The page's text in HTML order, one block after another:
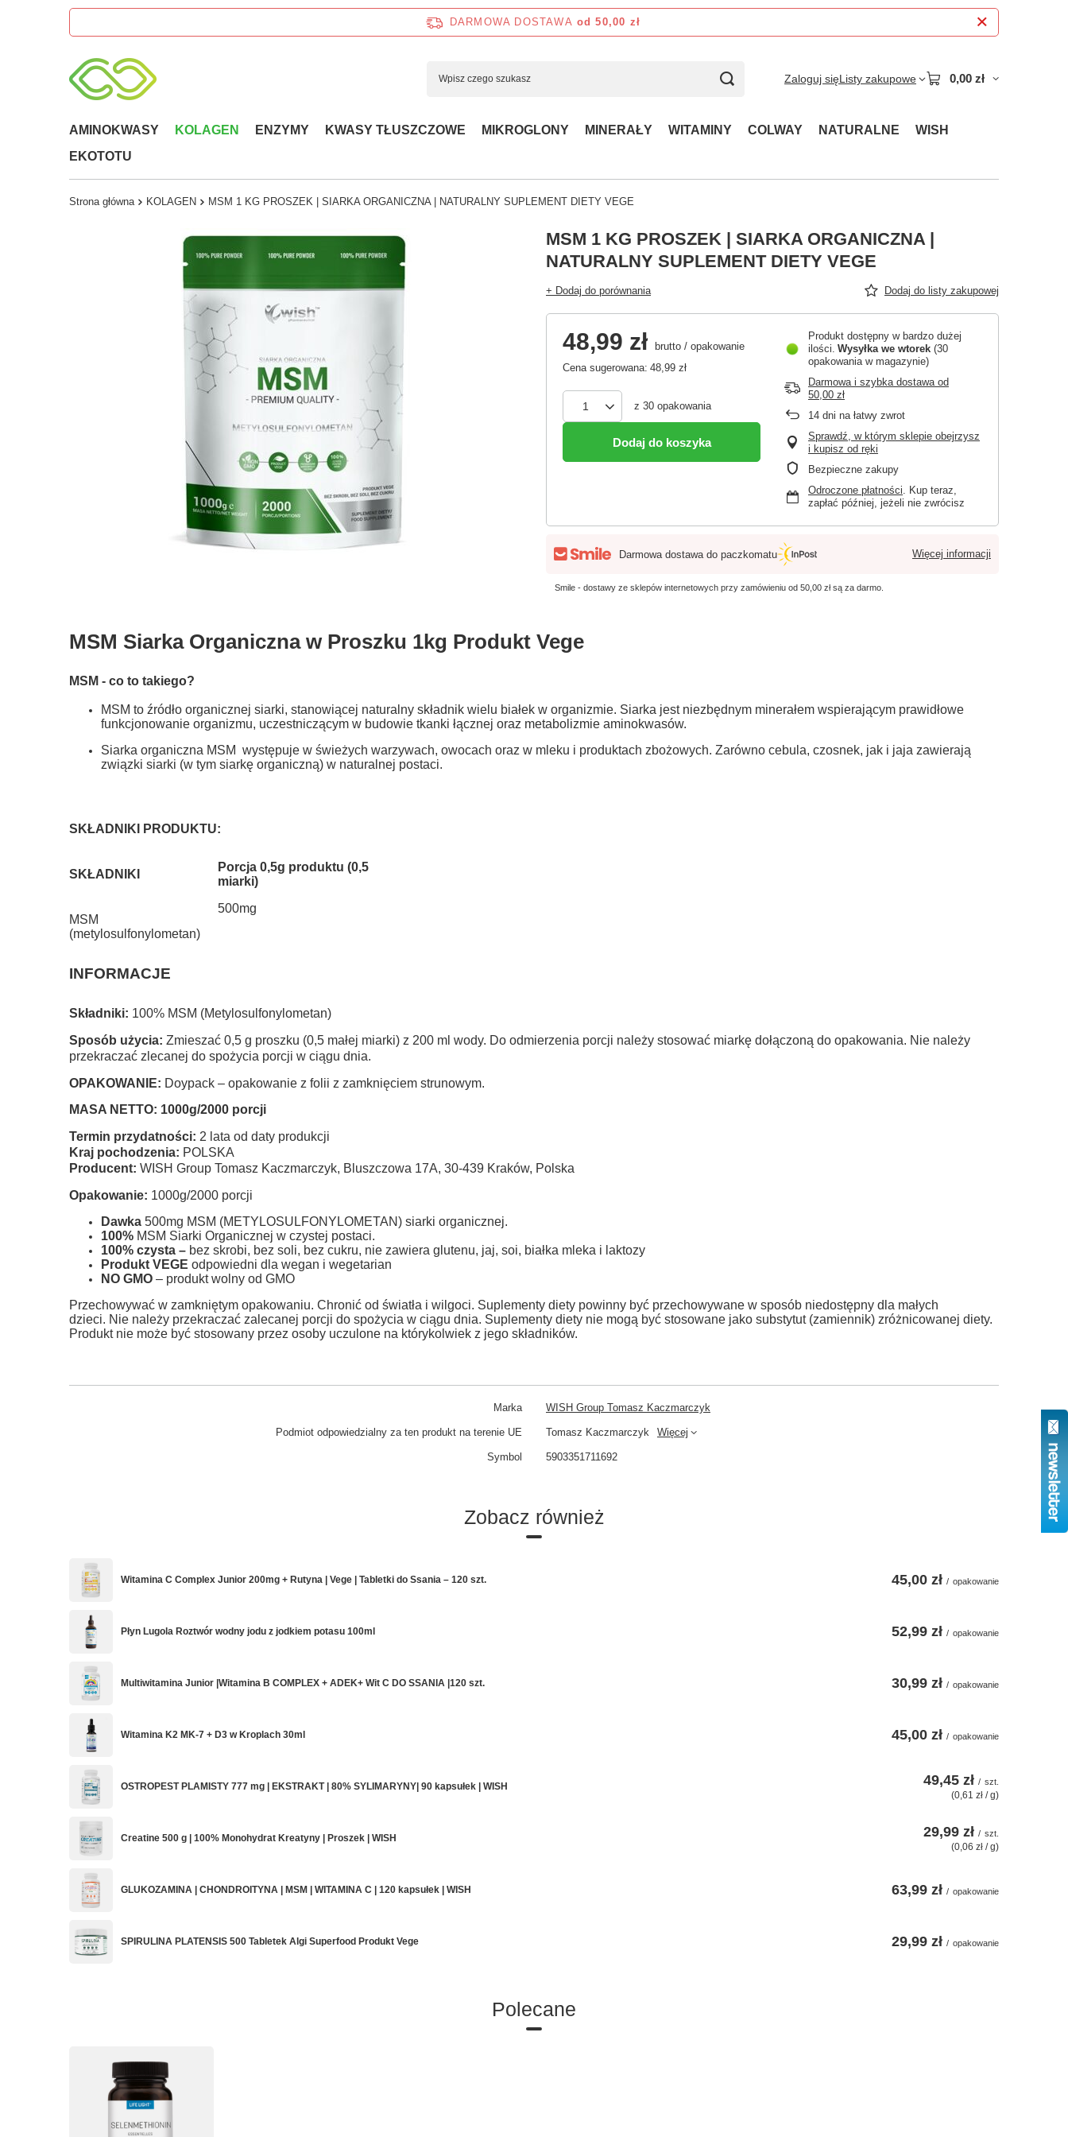
DARMOWA DOSTAWA od 50,00 zł
Zaloguj sięListy zakupowe 0,00 zł
AMINOKWASY KOLAGEN ENZYMY KWASY TŁUSZCZOWE MIKROGLONY MINERAŁY WITAMINY COLWAY NATURALNE
WISH
EKOTOTU
Strona główna KOLAGEN MSM 1 KG PROSZEK | SIARKA ORGANICZNA | NATURALNY SUPLEMENT DIETY VEGE
MSM 1 KG PROSZEK | SIARKA ORGANICZNA |
NATURALNY SUPLEMENT DIETY VEGE
+ Dodaj do porównania Dodaj do listy zakupowej
48,99 zł brutto / opakowanie
Cena sugerowana: 48,99 zł
z 30 opakowania
Dodaj do koszyka
Produkt dostępny w bardzo dużej
ilości Wysyłka we wtorek (30
opakowania w magazynie)
Darmowa i szybka dostawaod
50,00 zł
14 dni na łatwy zwrot
Sprawdź, w którym sklepie obejrzysz
i kupisz od ręki
Bezpieczne zakupy
Odroczone płatności. Kup teraz,
zapłać później, jeżeli nie zwrócisz
Darmowa dostawa do paczkomatu Więcej informacji
Smile - dostawy ze sklepów internetowych przy zamówieniu od 50,00 złsą za darmo.
MSM Siarka Organiczna w Proszku 1kg Produkt Vege
MSM - co to takiego?
MSM to źródło organicznej siarki, stanowiącej naturalny składnik wielu białek w organizmie. Siarka jest niezbędnym minerałem wspierającym prawidłowe
funkcjonowanie organizmu, uczestniczącym w budowie tkanki łącznej oraz metabolizmie aminokwasów.
Siarka organiczna MSM występuje w świeżych warzywach, owocach oraz w mleku i produktach zbożowych. Zarówno cebula, czosnek, jak i jaja zawierają
związki siarki (w tym siarkę organiczną) w naturalnej postaci.
SKŁADNIKI PRODUKTU:
SKŁADNIKI
Porcja 0,5g produktu (0,5
miarki)
MSM
(metylosulfonylometan)
500mg
INFORMACJE
Składniki: 100% MSM (Metylosulfonylometan)
Sposób użycia: Zmieszać 0,5 g proszku (0,5 małej miarki) z 200 ml wody. Do odmierzenia porcji należy stosować miarkę dołączoną do opakowania. Nie należy
przekraczać zlecanej do spożycia porcji w ciągu dnia.
OPAKOWANIE: Doypack – opakowanie z folii z zamknięciem strunowym.
MASA NETTO: 1000g/2000 porcji
Termin przydatności: 2 lata od daty produkcji
Kraj pochodzenia: POLSKA
Producent: WISH Group Tomasz Kaczmarczyk, Bluszczowa 17A, 30-439 Kraków, Polska
Opakowanie: 1000g/2000 porcji
Dawka 500mg MSM (METYLOSULFONYLOMETAN) siarki organicznej.
100% MSM Siarki Organicznej w czystej postaci.
100% czysta – bez skrobi, bez soli, bez cukru, nie zawiera glutenu, jaj, soi, białka mleka i laktozy
Produkt VEGE odpowiedni dla wegan i wegetarian
NO GMO – produkt wolny od GMO
Przechowywać w zamkniętym opakowaniu. Chronić od światła i wilgoci. Suplementy diety powinny być przechowywane w sposób niedostępny dla małych
dzieci. Nie należy przekraczać zalecanej porcji do spożycia w ciągu dnia. Suplementy diety nie mogą być stosowane jako substytut (zamiennik) zróżnicowanej diety.
Produkt nie może być stosowany przez osoby uczulone na którykolwiek z jego składników.
Marka WISH Group Tomasz Kaczmarczyk
Podmiot odpowiedzialny za ten produkt na terenie UE Tomasz Kaczmarczyk Więcej
Symbol 5903351711692
Zobacz również
Witamina C Complex Junior 200mg + Rutyna | Vege | Tabletki do Ssania – 120 szt. 45,00 zł / opakowanie
Płyn Lugola Roztwór wodny jodu z jodkiem potasu 100ml 52,99 zł / opakowanie
Multiwitamina Junior |Witamina B COMPLEX + ADEK+ Wit C DO SSANIA |120 szt. 30,99 zł / opakowanie
Witamina K2 MK-7 + D3 w Kroplach 30ml 45,00 zł / opakowanie
OSTROPEST PLAMISTY 777 mg | EKSTRAKT | 80% SYLIMARYNY| 90 kapsułek | WISH 49,45 zł / szt.
(0,61 zł / g)
Creatine 500 g | 100% Monohydrat Kreatyny | Proszek | WISH 29,99 zł / szt.
(0,06 zł / g)
GLUKOZAMINA | CHONDROITYNA | MSM | WITAMINA C | 120 kapsułek | WISH 63,99 zł / opakowanie
SPIRULINA PLATENSIS 500 Tabletek Algi Superfood Produkt Vege 29,99 zł / opakowanie
Polecane